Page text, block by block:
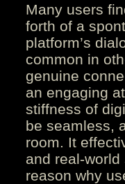
Many users
forth of a
platform’s
common in
genuine
an engaging
stiffness of
be seamless,
room. It
and real-
reason why